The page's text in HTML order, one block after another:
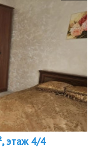
этаж 4/4